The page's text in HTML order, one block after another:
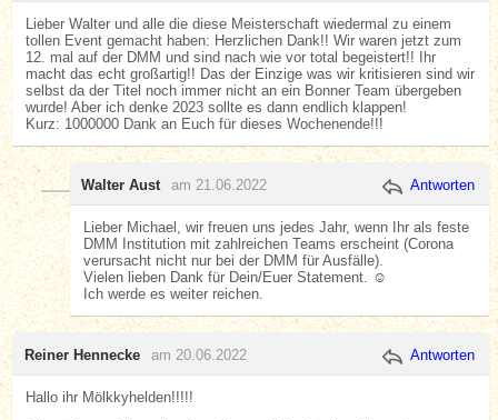
Lieber Walter und alle die diese Meisterschaft wiedermal zu einem
tollen Event gemacht haben: Herzlichen Dank!! Wir waren jetzt zum
12. mal auf der DMM und sind nach wie vor total begeistert!! Ihr
macht das echt großartig!! Das der Einzige was wir kritisieren sind wir
selbst da der Titel noch immer nicht an ein Bonner Team übergeben
wurde! Aber ich denke 2023 sollte es dann endlich klappen!
Kurz: 1000000 Dank an Euch für dieses Wochenende!!!
Walter Aust am 21.06.2022 Antworten
Lieber Michael, wir freuen uns jedes Jahr, wenn Ihr als feste
DMM Institution mit zahlreichen Teams erscheint (Corona
verursacht nicht nur bei der DMM für Ausfälle).
Vielen lieben Dank für Dein/Euer Statement. ☺️
Ich werde es weiter reichen.
Reiner Hennecke am 20.06.2022 Antworten
Hallo ihr Mölkkyhelden!!!!!